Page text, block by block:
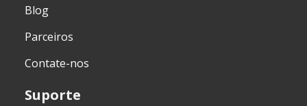
Blog
Parceiros
Contate-nos
Suporte